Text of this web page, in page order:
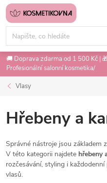
Přejít
obsah
🚚 Doprava zdarma od 1 500 Kč |
Profesionální salonní kosmetika/
Vlasy
Hřebeny a
Správné nástroje jsou základem
V této kategorii najdete hřebeny
rozčesávání, styling i
vlasů.